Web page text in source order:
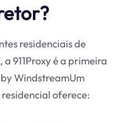
residenciais de
911Proxy é a primeira
WindstreamUm
oferece: